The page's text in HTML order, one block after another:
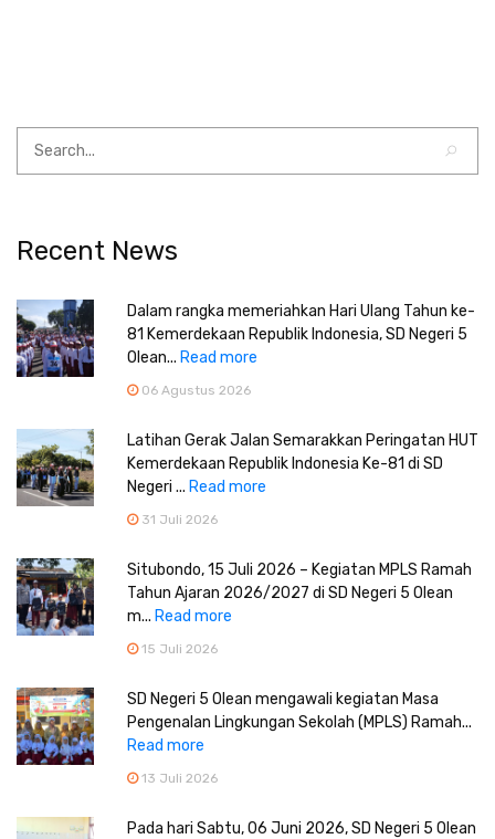
Recent News
Dalam rangka memeriahkan Hari Ulang Tahun ke-
81 Kemerdekaan Republik Indonesia, SD Negeri 5
Olean... Read more
06 Agustus 2026
Latihan Gerak Jalan Semarakkan Peringatan HUT
Kemerdekaan Republik Indonesia Ke-81 di SD
Negeri ... Read more
31 Juli 2026
Situbondo, 15 Juli 2026 – Kegiatan MPLS Ramah
Tahun Ajaran 2026/2027 di SD Negeri 5 Olean
m... Read more
15 Juli 2026
SD Negeri 5 Olean mengawali kegiatan Masa
Pengenalan Lingkungan Sekolah (MPLS) Ramah...
Read more
13 Juli 2026
Pada hari Sabtu, 06 Juni 2026, SD Negeri 5 Olean